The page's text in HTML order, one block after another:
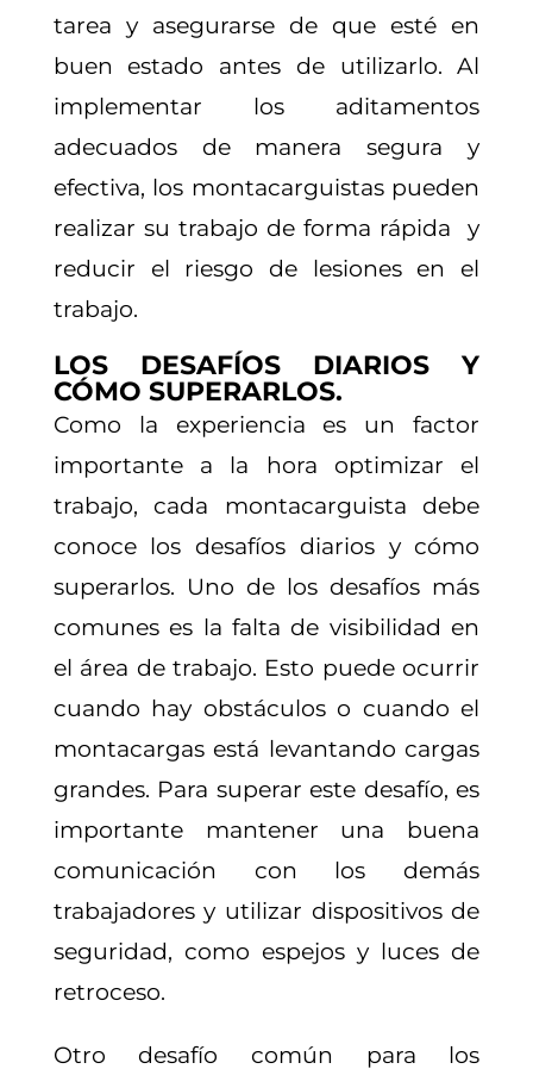
tarea y asegurarse de que esté en
buen estado antes de utilizarlo. Al
implementar los aditamentos
adecuados de manera segura y
efectiva, los montacarguistas pueden
realizar su trabajo de forma rápida y
reducir el riesgo de lesiones en el
trabajo.
LOS DESAFÍOS DIARIOS Y
CÓMO SUPERARLOS.
Como la experiencia es un factor
importante a la hora optimizar el
trabajo, cada montacarguista debe
conoce los desafíos diarios y cómo
superarlos. Uno de los desafíos más
comunes es la falta de visibilidad en
el área de trabajo. Esto puede ocurrir
cuando hay obstáculos o cuando el
montacargas está levantando cargas
grandes. Para superar este desafío, es
importante mantener una buena
comunicación con los demás
trabajadores y utilizar dispositivos de
seguridad, como espejos y luces de
retroceso.
Otro desafío común para los